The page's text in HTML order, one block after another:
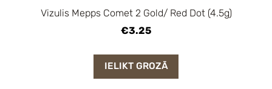
Vizulis Mepps Comet 2 Gold/ Red Dot (4.5g)
€3.25
IELIKT GROZĀ